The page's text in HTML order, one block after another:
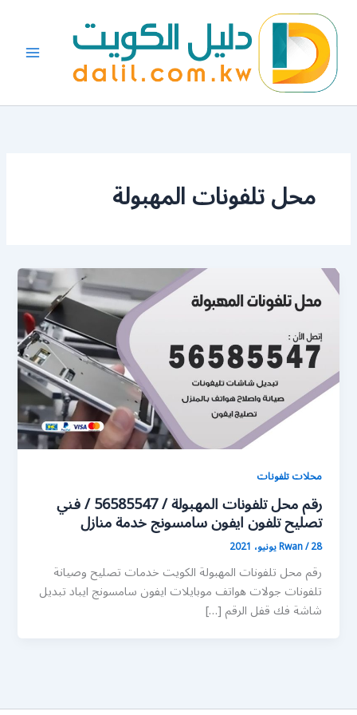
المحتوى
محل تلفونات المهبولة
محلات تلفونات
رقم محل تلفونات المهبولة / 56585547 / فني
تصليح تلفون ايفون سامسونج خدمة منازل
Rwan/28 يونيو، 2021
رقم محل تلفونات المهبولة الكويت خدمات تصليح وصيانة
تلفونات جولات هواتف موبايلات ايفون سامسونج ايباد تبديل
شاشة فك قفل الرقم […]